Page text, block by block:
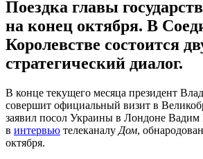
Поездка главы
на конец октября. В
Королевстве состоится
стратегический диалог.
В конце текущего месяца президент
совершит официальный визит в
заявил посол Украины в Лондоне Вадим
в интервью телеканалу Дом,
октября.